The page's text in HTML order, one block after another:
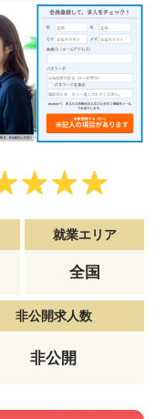
就業エリア
全国
非公開求人数
非公開